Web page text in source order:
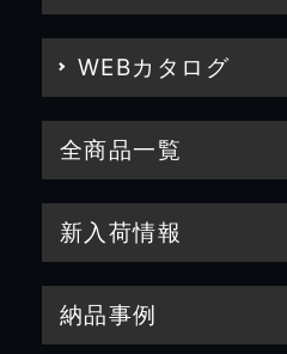
WEBカタログ
全商品一覧
新入荷情報
納品事例